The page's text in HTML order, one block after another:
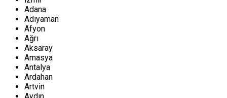
Adana
Adıyaman
Afyon
Ağrı
Aksaray
Amasya
Antalya
Ardahan
Artvin